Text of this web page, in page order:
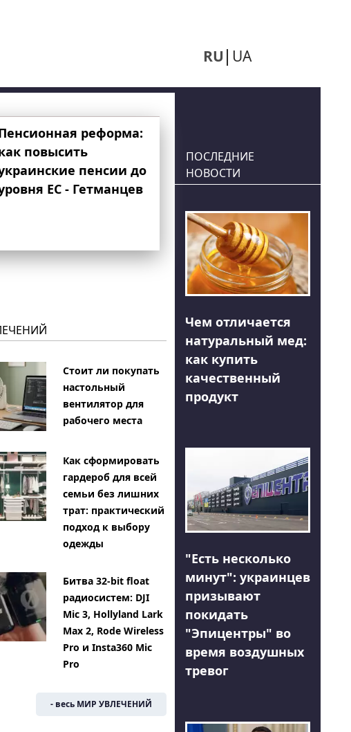
RU UA
реформа:
повысить
пенсии до
ЕС - Гетманцев
Стоит ли покупать
настольный
вентилятор для
рабочего места
Как сформировать
гардероб для всей
семьи без лишних
трат: практический
подход к выбору
одежды
Битва 32-bit float
радиосистем: DJI
Mic 3, Hollyland Lark
Max 2, Rode Wireless
Pro и Insta360 Mic
Pro
- весь МИР УВЛЕЧЕНИЙ
ПОСЛЕДНИЕ
НОВОСТИ
Чем отличается
натуральный мед:
как купить
качественный
продукт
"Есть несколько
минут": украинцев
призывают
покидать
"Эпицентры" во
время воздушных
тревог